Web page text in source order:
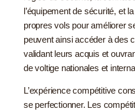
l’équipement de sécurité, et
propres vols pour améliorer
peuvent ainsi accéder à des
validant leurs acquis et
de voltige nationales et
L’expérience compétitive
se perfectionner. Les